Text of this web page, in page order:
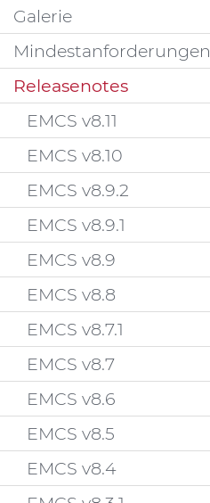
Galerie
Mindestanforderungen
Releasenotes
EMCS v8.11
EMCS v8.10
EMCS v8.9.2
EMCS v8.9.1
EMCS v8.9
EMCS v8.8
EMCS v8.7.1
EMCS v8.7
EMCS v8.6
EMCS v8.5
EMCS v8.4